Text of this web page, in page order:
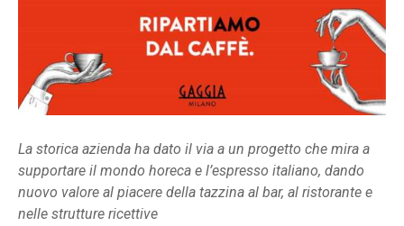
La storica azienda ha dato il via a un progetto che mira a
supportare il mondo horeca e l’espresso italiano, dando
nuovo valore al piacere della tazzina al bar, al ristorante e
nelle strutture ricettive